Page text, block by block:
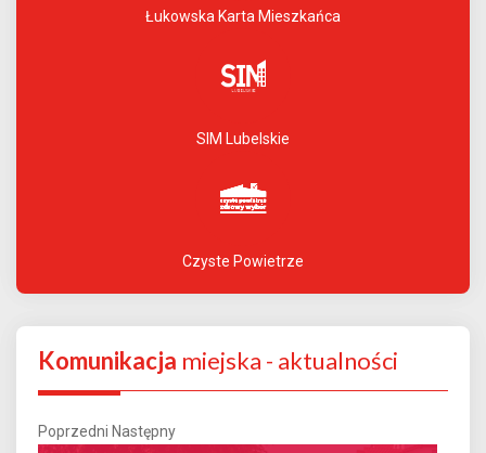
Łukowska Karta Mieszkańca
SIM Lubelskie
Czyste Powietrze
Komunikacja miejska - aktualności
Poprzedni Następny